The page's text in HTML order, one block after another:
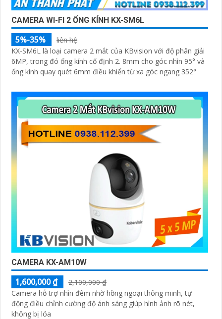
CAMERA WI-FI 2 ỐNG KÍNH KX-SM6L
5%-35%
liên hệ
KX-SM6L là loại camera 2 mắt của KBvision với độ phân giải
6MP, trong đó ống kính cố định 2. 8mm cho góc nhìn 95° và
ống kính quay quét 6mm điều khiển từ xa góc ngang 352°
CAMERA KX-AM10W
1,600,000 ₫
2,100,000 ₫
Camera hỗ trợ nhìn đêm nhờ hồng ngoại thông minh, tự
động điều chỉnh cường độ ánh sáng giúp hình ảnh rõ nét,
không bị lóa